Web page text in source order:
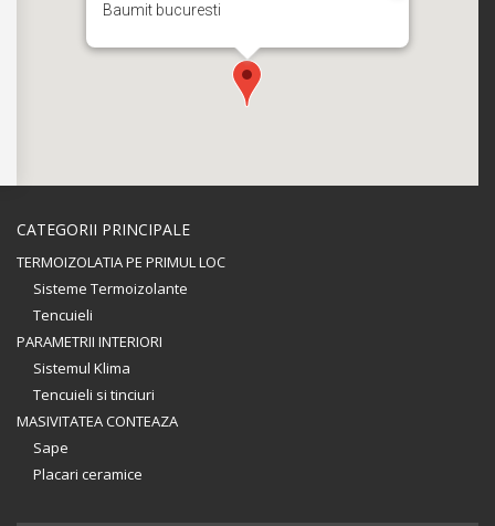
Baumit bucuresti
CATEGORII PRINCIPALE
TERMOIZOLATIA PE PRIMUL LOC
Sisteme Termoizolante
Tencuieli
PARAMETRII INTERIORI
Sistemul Klima
Tencuieli si tinciuri
MASIVITATEA CONTEAZA
Sape
Placari ceramice